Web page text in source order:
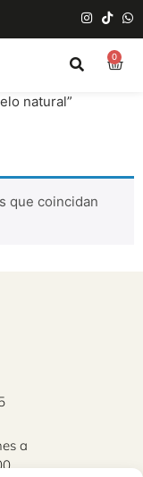
0
natural”
que coincidan
a